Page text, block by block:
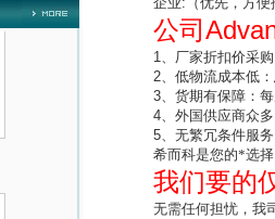
公司
1、厂家折扣价采
2、低物流成本低
3、货期有保障：
4、外国供应商众
5、无繁冗条件服
希而科是您的*选
我们要的
无需任何担忧，我